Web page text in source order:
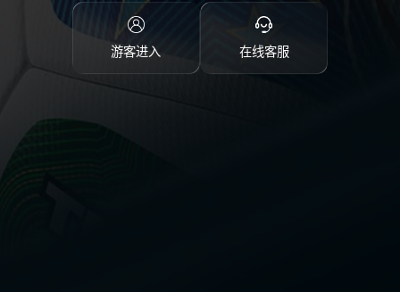
游客进入 在线客服